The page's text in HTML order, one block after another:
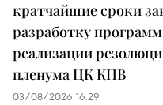
кратчайшие сроки
разработку
реализации
пленума ЦК КПВ
03/08/2026 16:29